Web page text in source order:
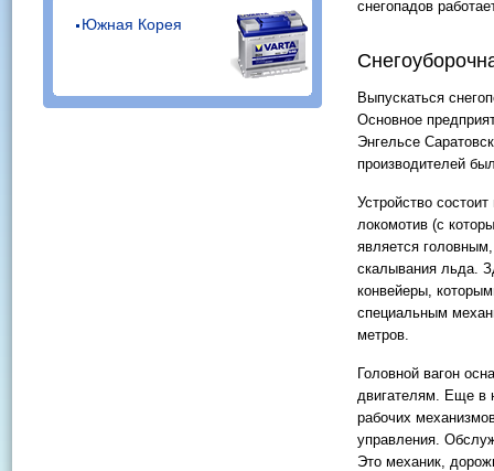
Южная Корея
снегопадов
Выпускаться
Основное
Энгельсе
производителей
Устройство
локомотив (с
является
скалывания льда.
конвейеры,
специальным
метров.
Головной вагон
двигателям. Еще в
рабочих
управления.
Это механик,